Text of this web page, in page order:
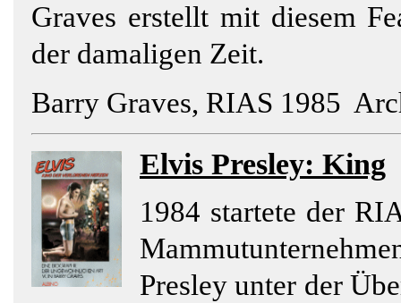
Graves erstellt mit diesem
der damaligen Zeit.
Barry Graves, RIAS 1985
Elvis Presley: King
1984 startete der
Presley unter der